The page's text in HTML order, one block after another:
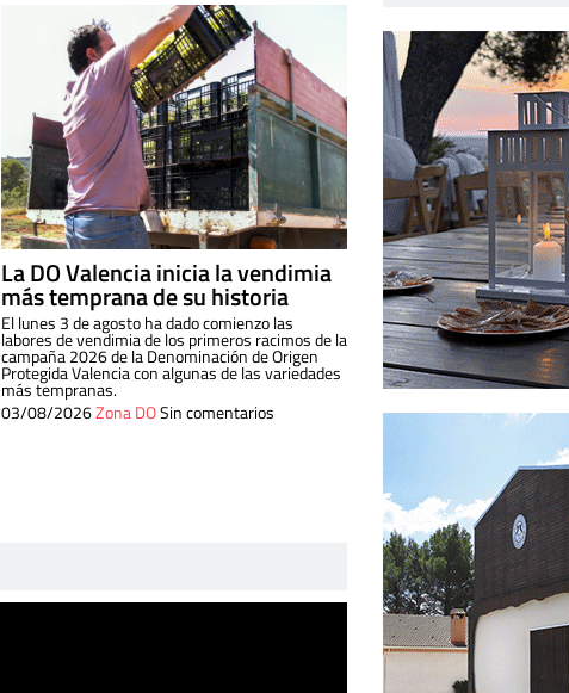
La DO Valencia inicia la vendimia
más temprana de su historia
El lunes 3 de agosto ha dado comienzo las
labores de vendimia de los primeros racimos de la
campaña 2026 de la Denominación de Origen
Protegida Valencia con algunas de las variedades
más tempranas.
03/08/2026Zona DOSin comentarios